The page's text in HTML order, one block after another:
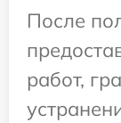
После
работ,